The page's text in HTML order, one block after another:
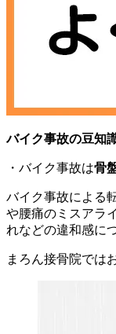
バイク事故の豆知
・バイク事故は骨
バイク事故による
や腰痛のミスアラ
れなどの違和感に
まろん接骨院では